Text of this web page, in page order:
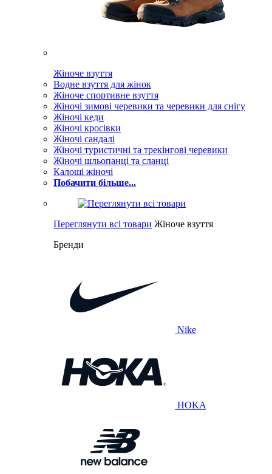
Жіноче взуття
Водне взуття для жінок
Жіноче спортивне взуття
Жіночі зимові черевики та черевики для снігу
Жіночі кеди
Жіночі кросівки
Жіночі сандалі
Жіночі туристичні та трекінгові черевики
Жіночі шльопанці та сланці
Калоші жіночі
Побачити більше...
Переглянути всі товари Жіноче взуття
Бренди
Nike
HOKA